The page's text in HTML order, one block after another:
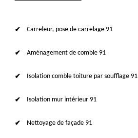
Carreleur, pose de carrelage 91
Aménagement de comble 91
Isolation comble toiture par soufflage 91
Isolation mur intérieur 91
Nettoyage de façade 91